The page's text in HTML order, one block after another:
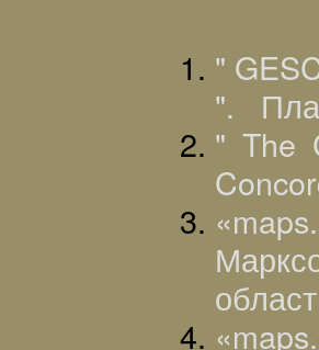
"
".
" The